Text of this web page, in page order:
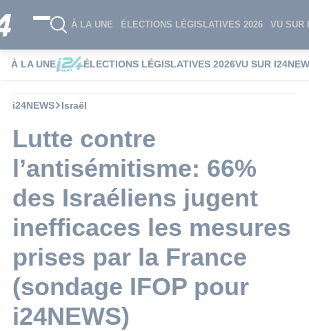
À LA UNE ÉLECTIONS LÉGISLATIVES 2026 VU SUR
À LA UNE ÉLECTIONS LÉGISLATIVES 2026VU SUR
i24NEWS Israël
Lutte contre
l’antisémitisme: 66%
des Israéliens jugent
inefficaces les mesures
prises par la France
(sondage IFOP pour
i24NEWS)